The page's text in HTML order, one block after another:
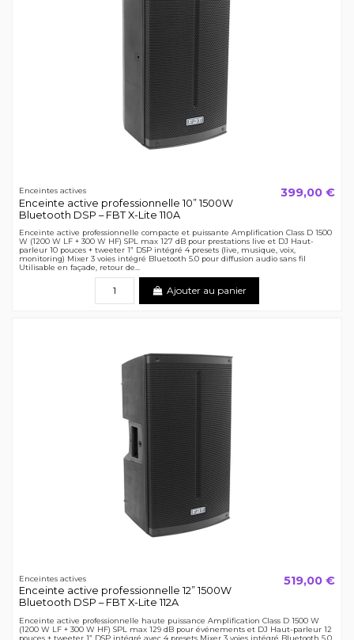
Enceintes actives
Enceinte active professionnelle 10” 1500W
Bluetooth DSP – FBT X-Lite 110A
399,00 €
Enceinte active professionnelle compacte et puissante Amplification Class D 1500
W (1200 W LF + 300 W HF) SPL max 127 dB pour prestations live et DJ Haut-
parleur 10 pouces + tweeter 1” DSP intégré 4 presets (live, musique, voix,
monitoring) Mixer 3 voies intégré Bluetooth 5.0 pour diffusion audio sans fil
Utilisable en façade, retour de...
Ajouter au panier
Enceintes actives
Enceinte active professionnelle 12” 1500W
Bluetooth DSP – FBT X-Lite 112A
519,00 €
Enceinte active professionnelle haute puissance Amplification Class D 1500 W
(1200 W LF + 300 W HF) SPL max 129 dB pour événements et DJ Haut-parleur 12
pouces + tweeter 1” DSP intégré avec 4 presets Mixer 3 voies intégré Bluetooth 5.0